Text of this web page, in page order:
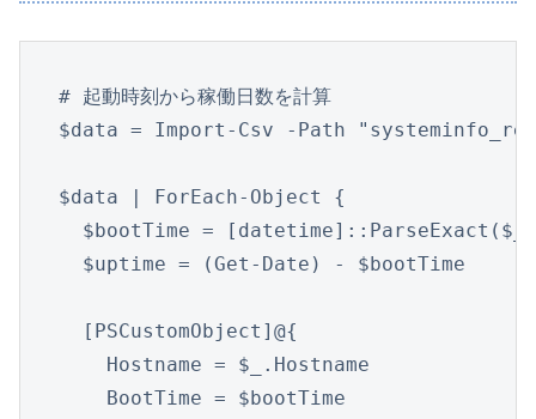
# 起動時刻から稼働日数を計算
$data = Import-Csv -Path
$data | ForEach-Object {
$bootTime =
  $uptime = (Get-Date) - $bootTime
  [PSCustomObject]@{
    Hostname = $_.Hostname
    BootTime = $bootTime